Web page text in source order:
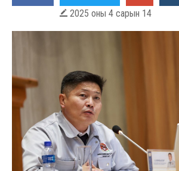
 2025 оны 4 сарын 14